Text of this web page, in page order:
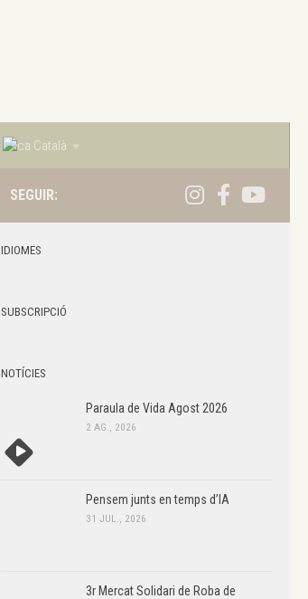
Català
SEGUIR:
IDIOMES
SUBSCRIPCIÓ
NOTÍCIES
Paraula de Vida Agost 2026
2 AG., 2026
Pensem junts en temps d’IA
31 JUL., 2026
3r Mercat Solidari de Roba de